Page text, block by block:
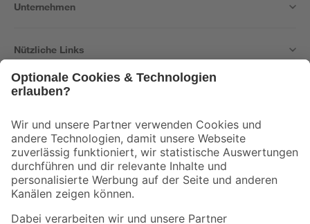
Unternehmen
Nützliche Links
Der toom Newsletter: Keine Angebote und Aktionen mehr verpassen!
Zur Newsletter Anmeldung
Folge uns